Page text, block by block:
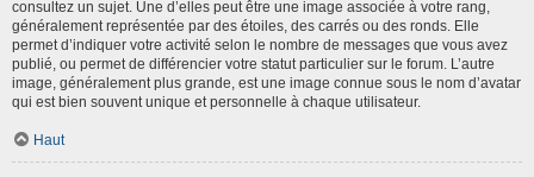
consultez un sujet. Une d’elles peut être une image associée à votre rang,
généralement représentée par des étoiles, des carrés ou des ronds. Elle
permet d’indiquer votre activité selon le nombre de messages que vous avez
publié, ou permet de différencier votre statut particulier sur le forum. L’autre
image, généralement plus grande, est une image connue sous le nom d’avatar
qui est bien souvent unique et personnelle à chaque utilisateur.
Haut